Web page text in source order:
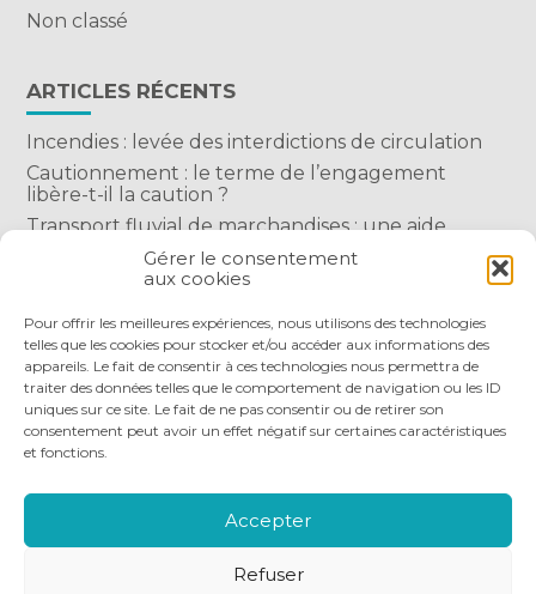
Gérer le consentement
aux cookies
Pour offrir les meilleures expériences, nous utilisons des technologies
telles que les cookies pour stocker et/ou accéder aux informations des
appareils. Le fait de consentir à ces technologies nous permettra de
traiter des données telles que le comportement de navigation ou les ID
uniques sur ce site. Le fait de ne pas consentir ou de retirer son
consentement peut avoir un effet négatif sur certaines caractéristiques
et fonctions.
Accepter
Refuser
Non classé
ARTICLES RÉCENTS
Incendies : levée des interdictions de circulation
Cautionnement : le terme de l’engagement
libère-t-il la caution ?
Transport fluvial de marchandises : une aide
financière bienvenue
Succession : les donations du parent renonçant
Principale
NOS OUTILS DIGITAUX
NOUS REJOINDRE
NOUS CONTACTER